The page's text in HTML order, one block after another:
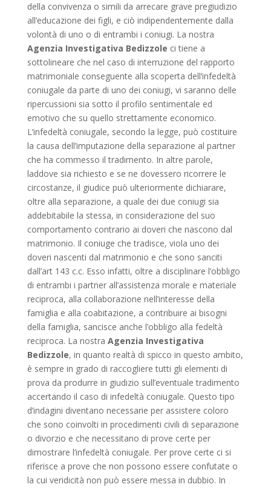
della convivenza o simili da arrecare grave pregiudizio
all’educazione dei figli, e ciò indipendentemente dalla
volontà di uno o di entrambi i coniugi. La nostra
Agenzia Investigativa Bedizzole ci tiene a
sottolineare che nel caso di interruzione del rapporto
matrimoniale conseguente alla scoperta dell’infedeltà
coniugale da parte di uno dei coniugi, vi saranno delle
ripercussioni sia sotto il profilo sentimentale ed
emotivo che su quello strettamente economico.
L’infedeltà coniugale, secondo la legge, può costituire
la causa dell’imputazione della separazione al partner
che ha commesso il tradimento. In altre parole,
laddove sia richiesto e se ne dovessero ricorrere le
circostanze, il giudice può ulteriormente dichiarare,
oltre alla separazione, a quale dei due coniugi sia
addebitabile la stessa, in considerazione del suo
comportamento contrario ai doveri che nascono dal
matrimonio. Il coniuge che tradisce, viola uno dei
doveri nascenti dal matrimonio e che sono sanciti
dall’art 143 c.c. Esso infatti, oltre a disciplinare l’obbligo
di entrambi i partner all’assistenza morale e materiale
reciproca, alla collaborazione nell’interesse della
famiglia e alla coabitazione, a contribuire ai bisogni
della famiglia, sancisce anche l’obbligo alla fedeltà
reciproca. La nostra Agenzia Investigativa
Bedizzole, in quanto realtà di spicco in questo ambito,
è sempre in grado di raccogliere tutti gli elementi di
prova da produrre in giudizio sull’eventuale tradimento
accertando il caso di infedeltà coniugale. Questo tipo
d’indagini diventano necessarie per assistere coloro
che sono coinvolti in procedimenti civili di separazione
o divorzio e che necessitano di prove certe per
dimostrare l’infedeltà coniugale. Per prove certe ci si
riferisce a prove che non possono essere confutate o
la cui veridicità non può essere messa in dubbio. In